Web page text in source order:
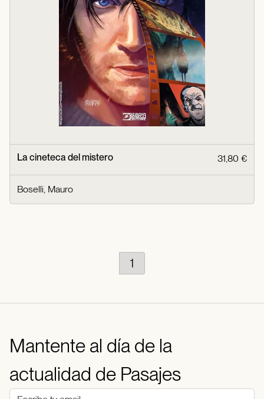
La cineteca del mistero 31,80 €
Boselli, Mauro
1
Mantente al día de la
actualidad de Pasajes